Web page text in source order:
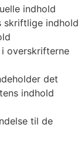
indhold
skriftlige indhold
overskrifterne
det
indhold
til de